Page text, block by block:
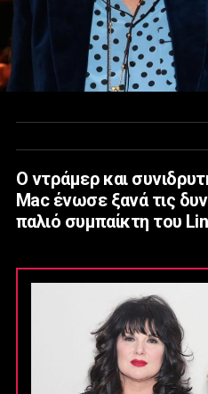
Ο ντράμερ και
Mac ένωσε ξανά τις
παλιό συμπαίκτη του